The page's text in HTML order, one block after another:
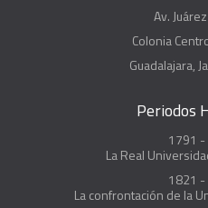
Av.
Colonia
Guadalajara,
Periodos
1791 -
La Real
1821 -
La confrontación de la